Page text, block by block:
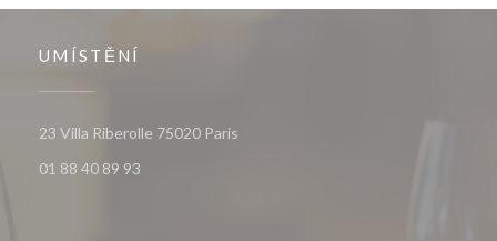
UMÍSTĚNÍ
23 Villa Riberolle 75020 Paris
01 88 40 89 93